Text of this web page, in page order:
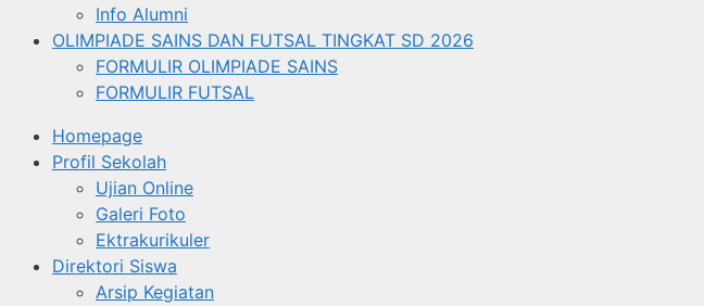
Info Alumni
OLIMPIADE SAINS DAN FUTSAL TINGKAT SD 2026
FORMULIR OLIMPIADE SAINS
FORMULIR FUTSAL
Homepage
Profil Sekolah
Ujian Online
Galeri Foto
Ektrakurikuler
Direktori Siswa
Arsip Kegiatan